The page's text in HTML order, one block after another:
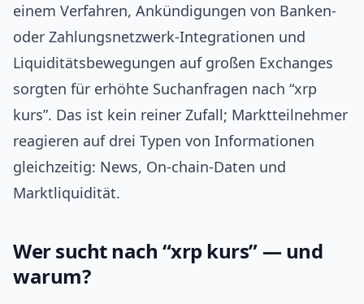
einem Verfahren, Ankündigungen von Banken-
oder Zahlungsnetzwerk-Integrationen und
Liquiditätsbewegungen auf großen Exchanges
sorgten für erhöhte Suchanfragen nach “xrp
kurs”. Das ist kein reiner Zufall; Marktteilnehmer
reagieren auf drei Typen von Informationen
gleichzeitig: News, On‑chain‑Daten und
Marktliquidität.
Wer sucht nach “xrp kurs” — und
warum?